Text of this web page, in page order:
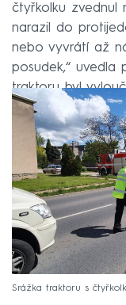
čtyřkolku zvednul
narazil do
nebo vyvrátí až
posudek,“ uvedla
traktoru byl
Srážka traktoru s